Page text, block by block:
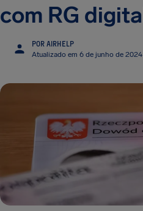
com RG
POR AIRHELP
Atualizado em 6 de junho de 2024